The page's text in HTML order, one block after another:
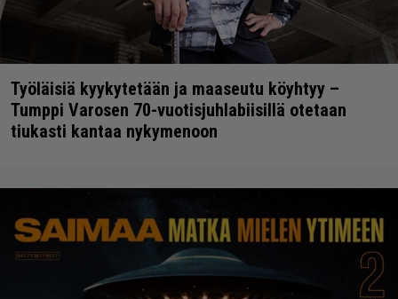
Työläisiä kyykytetään ja maaseutu köyhtyy –
Tumppi Varosen 70-vuotisjuhlabiisillä otetaan
tiukasti kantaa nykymenoon